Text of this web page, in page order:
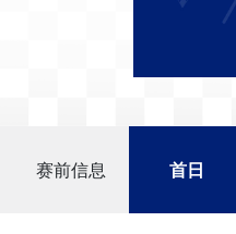
赛前信息 首日